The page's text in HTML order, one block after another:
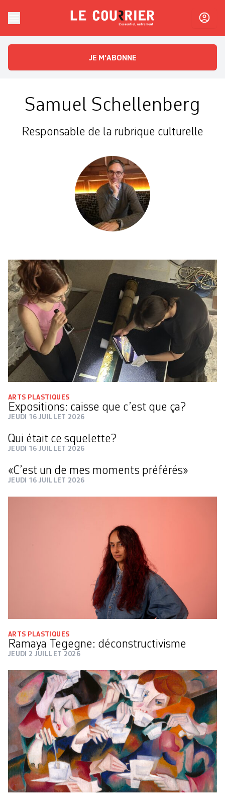
Le CourrierL'essentiel, autrement
JE M'ABONNE
Samuel Schellenberg
Responsable de la rubrique culturelle
ARTS PLASTIQUES
Expositions: caisse que c’est que ça?
JEUDI 16 JUILLET 2026
Qui était ce squelette?
JEUDI 16 JUILLET 2026
«C’est un de mes moments préférés»
JEUDI 16 JUILLET 2026
ARTS PLASTIQUES
Ramaya Tegegne: déconstructivisme
JEUDI 2 JUILLET 2026